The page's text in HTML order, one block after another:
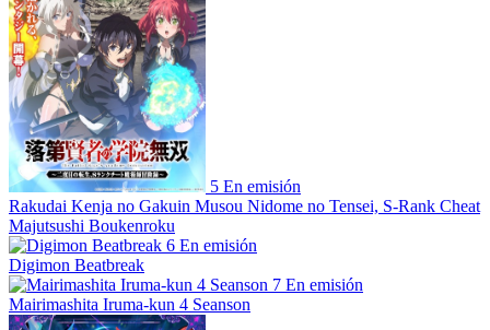
5 En emisión
Rakudai Kenja no Gakuin Musou Nidome no Tensei, S-Rank Cheat
Majutsushi Boukenroku
6 En emisión
Digimon Beatbreak
7 En emisión
Mairimashita Iruma-kun 4 Seanson